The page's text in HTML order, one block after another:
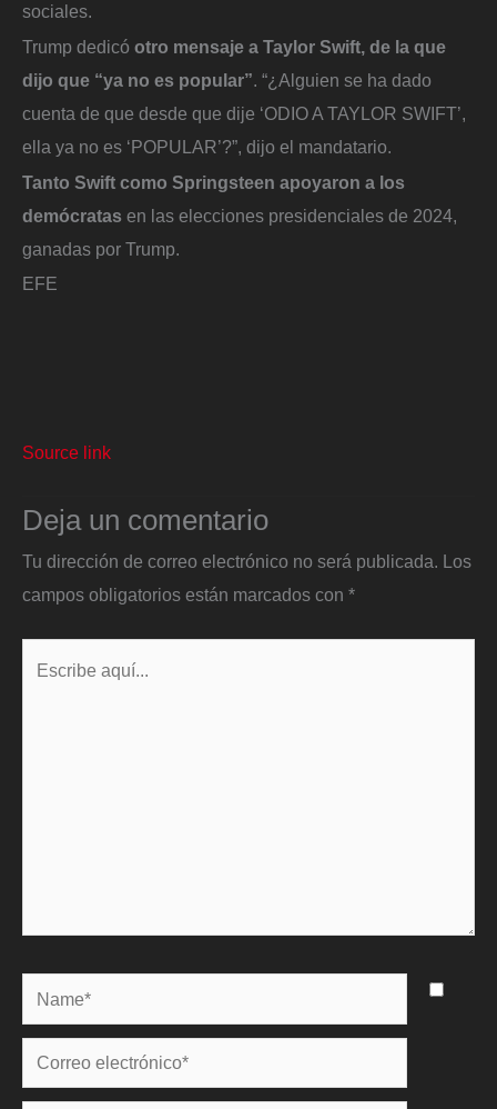
sociales.
Trump dedicó otro mensaje a Taylor Swift, de la que
dijo que “ya no es popular”. “¿Alguien se ha dado
cuenta de que desde que dije ‘ODIO A TAYLOR SWIFT’,
ella ya no es ‘POPULAR’?”, dijo el mandatario.
Tanto Swift como Springsteen apoyaron a los
demócratas en las elecciones presidenciales de 2024,
ganadas por Trump.
EFE
Source link
Deja un comentario
Tu dirección de correo electrónico no será publicada.
Los
campos obligatorios están marcados con *
Name*
Correo
electrónico*